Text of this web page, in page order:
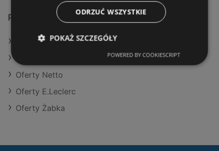
Podobne sklepy detaliczne
Oferty Lidl
Oferty Netto
Oferty E.Leclerc
Oferty Żabka
ODRZUĆ WSZYSTKIE
POKAŻ SZCZEGÓŁY
POWERED BY COOKIESCRIPT